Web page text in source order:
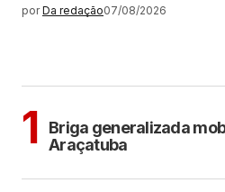
por Da redação07/08/2026
1
Briga generalizada
Araçatuba